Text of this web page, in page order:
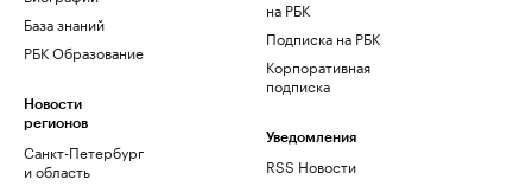
База знаний
РБК Образование
Новости
регионов
Санкт-Петербург
и область
на РБК
Подписка на РБК
Корпоративная
подписка
Уведомления
RSS Новости